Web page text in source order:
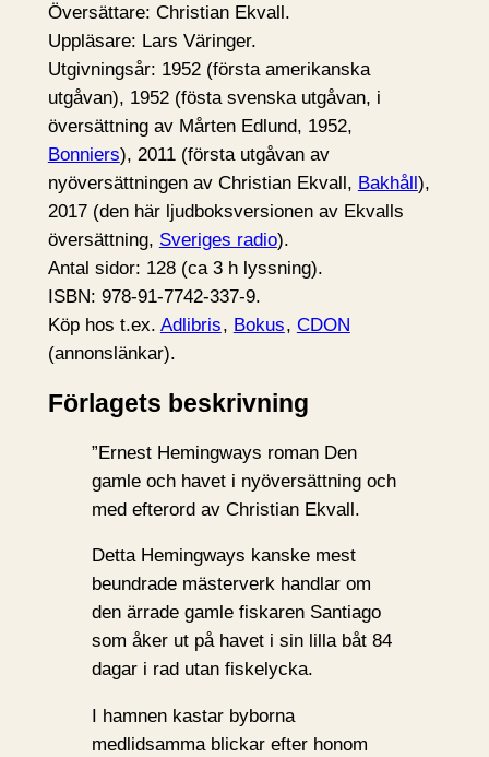
Översättare: Christian Ekvall.
Uppläsare: Lars Väringer.
Utgivningsår: 1952 (första amerikanska
utgåvan), 1952 (fösta svenska utgåvan, i
översättning av Mårten Edlund, 1952,
Bonniers), 2011 (första utgåvan av
nyöversättningen av Christian Ekvall, Bakhåll ),
2017 (den här ljudboksversionen av Ekvalls
översättning, Sveriges radio).
Antal sidor: 128 (ca 3 h lyssning).
ISBN: 978-91-7742-337-9.
Köp hos t.ex. Adlibris, Bokus, CDON
(annonslänkar).
Förlagets beskrivning
”Ernest Hemingways roman Den
gamle och havet i nyöversättning och
med efterord av Christian Ekvall.
Detta Hemingways kanske mest
beundrade mästerverk handlar om
den ärrade gamle fiskaren Santiago
som åker ut på havet i sin lilla båt 84
dagar i rad utan fiskelycka.
I hamnen kastar byborna
medlidsamma blickar efter honom